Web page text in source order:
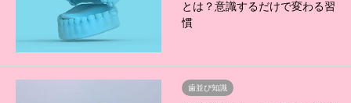
とは？意識するだけで変わる習
慣
歯並び知識